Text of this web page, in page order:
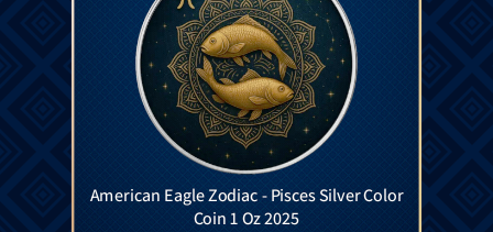
American Eagle Zodiac - Pisces Silver Color
Coin 1 Oz 2025